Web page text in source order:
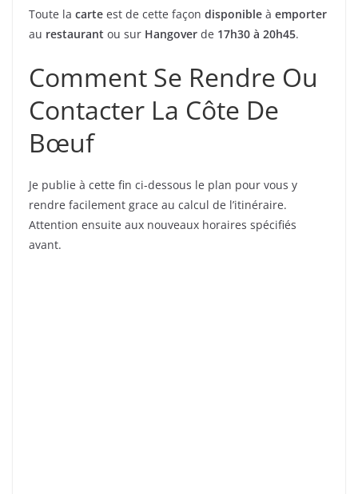
Toute la carte est de cette façon disponible à emporter
au restaurant ou sur Hangover de 17h30 à 20h45.
Comment Se Rendre Ou
Contacter La Côte De
Bœuf
Je publie à cette fin ci-dessous le plan pour vous y
rendre facilement grace au calcul de l’itinéraire.
Attention ensuite aux nouveaux horaires spécifiés
avant.